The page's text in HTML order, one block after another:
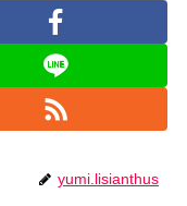
yumi.lisianthus